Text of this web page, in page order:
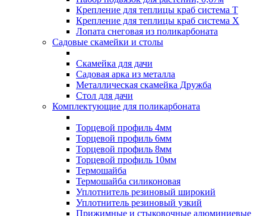
Крепление для теплицы краб система Т
Крепление для теплицы краб система Х
Лопата снеговая из поликарбоната
Садовые скамейки и столы
Скамейка для дачи
Садовая арка из металла
Металлическая скамейка Дружба
Стол для дачи
Комплектующие для поликарбоната
Торцевой профиль 4мм
Торцевой профиль 6мм
Торцевой профиль 8мм
Торцевой профиль 10мм
Термошайба
Термошайба силиконовая
Уплотнитель резиновый широкий
Уплотнитель резиновый узкий
Прижимные и стыковочные алюминиевые